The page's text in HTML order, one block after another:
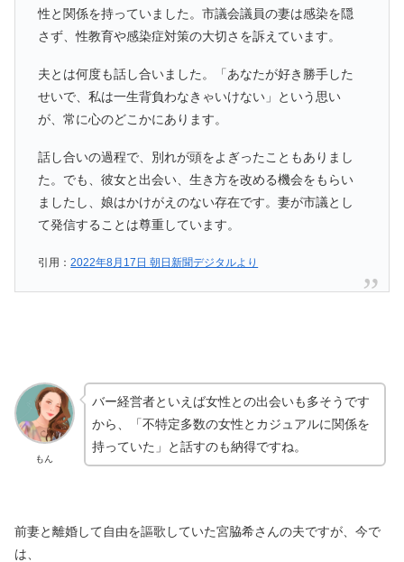
性と関係を持っていました。市議会議員の妻は感染を隠
さず、性教育や感染症対策の大切さを訴えています。
夫とは何度も話し合いました。「あなたが好き勝手した
せいで、私は一生背負わなきゃいけない」という思い
が、常に心のどこかにあります。
話し合いの過程で、別れが頭をよぎったこともありまし
た。でも、彼女と出会い、生き方を改める機会をもらい
ましたし、娘はかけがえのない存在です。妻が市議とし
て発信することは尊重しています。
引用：2022年8月17日 朝日新聞デジタルより
もん
バー経営者といえば女性との出会いも多そうです
から、「不特定多数の女性とカジュアルに関係を
持っていた」と話すのも納得ですね。
前妻と離婚して自由を謳歌していた宮脇希さんの夫ですが、今で
は、